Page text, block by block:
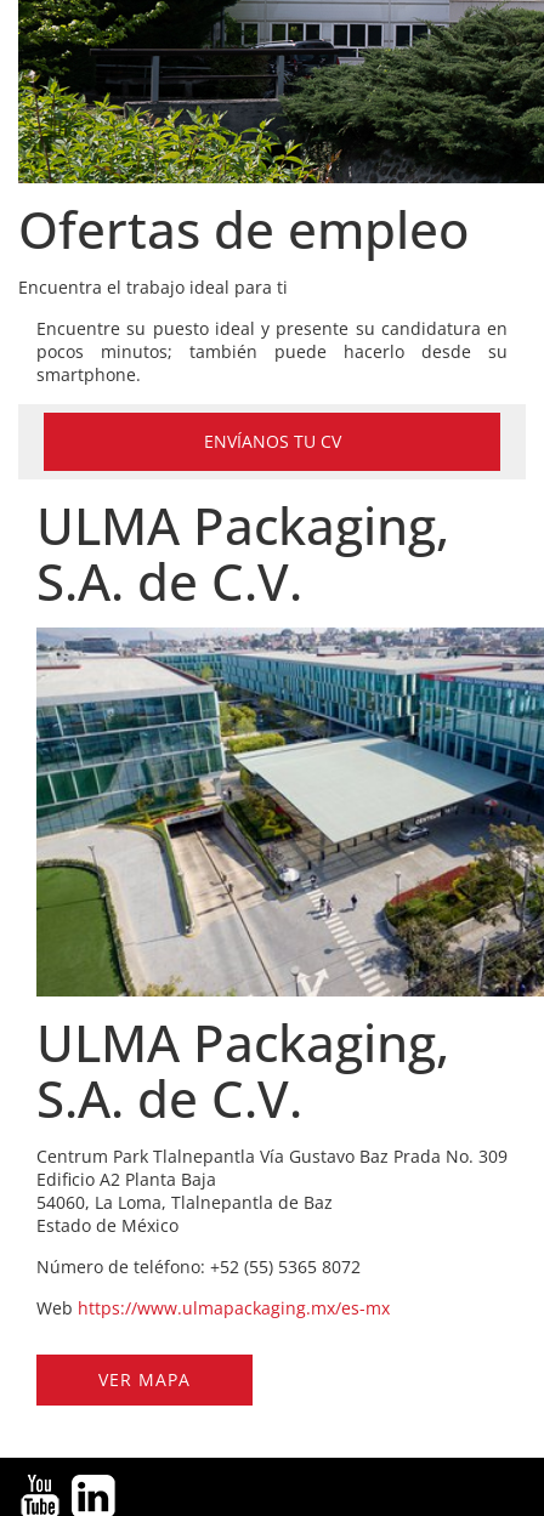
Ofertas de empleo
Encuentra el trabajo ideal para ti
Encuentre su puesto ideal y presente su candidatura en
pocos minutos; también puede hacerlo desde su
smartphone.
ENVÍANOS TU CV
ULMA Packaging,
S.A. de C.V.
ULMA Packaging,
S.A. de C.V.
Centrum Park Tlalnepantla Vía Gustavo Baz Prada No. 309
Edificio A2 Planta Baja
54060, La Loma, Tlalnepantla de Baz
Estado de México
Número de teléfono: +52 (55) 5365 8072
Web https://www.ulmapackaging.mx/es-mx
VER MAPA